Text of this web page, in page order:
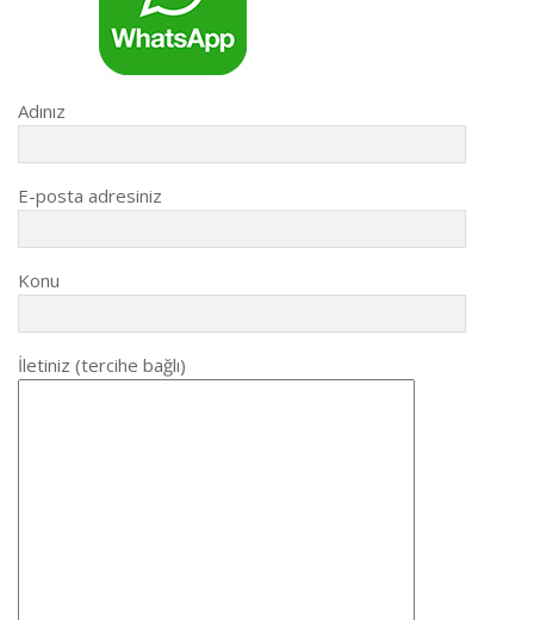
Adınız
E-posta adresiniz
Konu
İletiniz (tercihe bağlı)